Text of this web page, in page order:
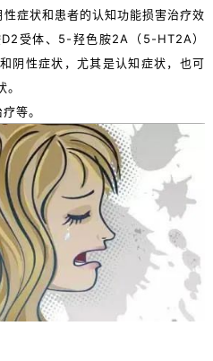
症状和患者的认知功能损害治疗效
受体、5-羟色胺2A（5-HT2A）
阴性症状，尤其是认知症状，也可
等。